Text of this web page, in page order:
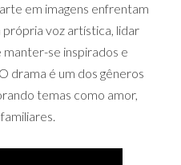
em imagens enfrentam
voz artística, lidar
se inspirados e
drama é um dos gêneros
temas como amor,